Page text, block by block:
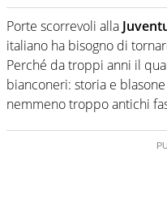
Porte scorrevoli alla
italiano ha bisogno di
Perché da troppi anni il
bianconeri: storia e
nemmeno troppo antichi